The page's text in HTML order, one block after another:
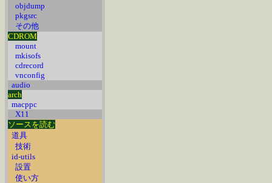
objdump
pkgsrc
その他
CDROM
mount
mkisofs
cdrecord
vnconfig
audio
arch
macppc
X11
ソースを読む
道具
技術
id-utils
設置
使い方